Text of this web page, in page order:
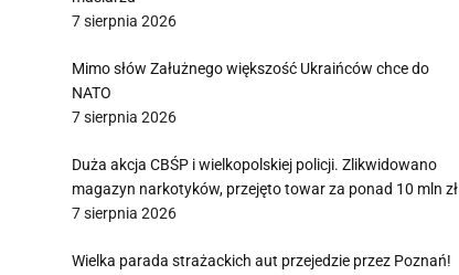
7 sierpnia 2026
Mimo słów Załużnego większość Ukraińców chce do
NATO
7 sierpnia 2026
Duża akcja CBŚP i wielkopolskiej policji. Zlikwidowano
magazyn narkotyków, przejęto towar za ponad 10 mln zł
7 sierpnia 2026
Wielka parada strażackich aut przejedzie przez Poznań!